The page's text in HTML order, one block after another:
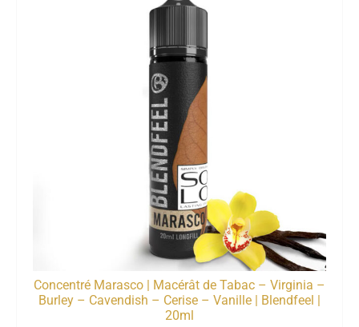
Concentré Marasco | Macérât de Tabac – Virginia –
Burley – Cavendish – Cerise – Vanille | Blendfeel |
20ml